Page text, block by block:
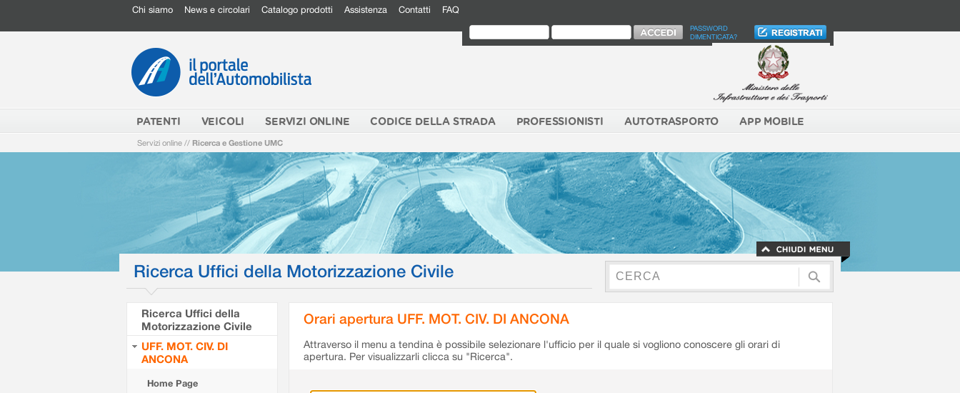
Chi siamo News e circolari Catalogo prodotti Assistenza Contatti FAQ
PASSWORD
DIMENTICATA?
PATENTI VEICOLI SERVIZI ONLINE CODICE DELLA STRADA PROFESSIONISTI AUTOTRASPORTO APP MOBILE
Servizi online // Ricerca e Gestione UMC
Ricerca Uffici della Motorizzazione Civile
Ricerca Uffici della
Motorizzazione Civile
UFF. MOT. CIV. DI
ANCONA
Home Page
Orari apertura UFF. MOT. CIV. DI ANCONA
Attraverso il menu a tendina è possibile selezionare l'ufficio per il quale si vogliono conoscere gli orari di
apertura. Per visualizzarli clicca su "Ricerca".